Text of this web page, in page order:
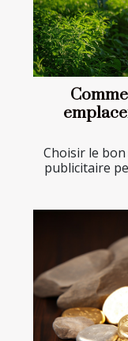
Choisir le
publicitaire